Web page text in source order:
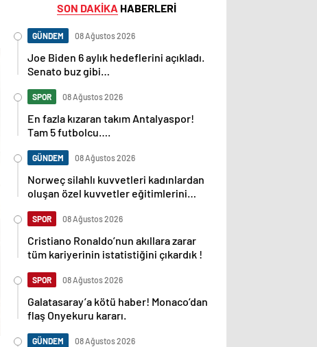
SON DAKİKA HABERLERİ
GÜNDEM 08 Ağustos 2026
Joe Biden 6 aylık hedeflerini açıkladı.
Senato buz gibi…
SPOR 08 Ağustos 2026
En fazla kızaran takım Antalyaspor!
Tam 5 futbolcu….
GÜNDEM 08 Ağustos 2026
Norweç silahlı kuvvetleri kadınlardan
oluşan özel kuvvetler eğitimlerini
SPOR 08 Ağustos 2026
Cristiano Ronaldo’nun akıllara zarar
tüm kariyerinin istatistiğini çıkardık !
SPOR 08 Ağustos 2026
Galatasaray’a kötü haber! Monaco’dan
flaş Onyekuru kararı.
GÜNDEM 08 Ağustos 2026